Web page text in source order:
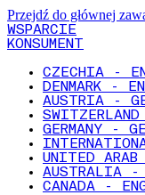
Przejdź do głównej
WSPARCIE
KONSUMENT
CZECHIA -
DENMARK -
AUSTRIA -
GERMANY -
UNITED
AUSTRALIA -
CANADA -